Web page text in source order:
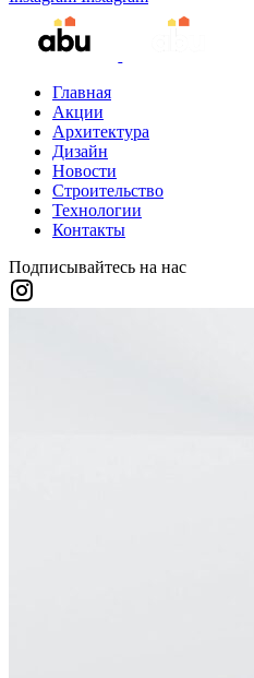
Главная
Акции
Архитектура
Дизайн
Новости
Строительство
Технологии
Контакты
Подписывайтесь на нас